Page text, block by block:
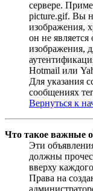
сервере.
picture.gif. Вы
изображения,
он не
изображения,
Hotmail или
Для указания
сообщениях
Вернуться к
Что такое важные
Эти
должны
вверху
Права на